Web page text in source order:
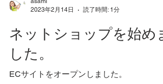
読了時間: 1分
ネットショップを始めま
した。